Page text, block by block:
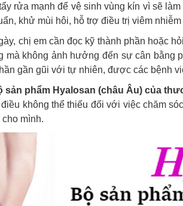
rửa mạnh để vệ sinh vùng kín vì sẽ
khử mùi hôi, hỗ trợ điều trị viêm nhiễm
chị em cần đọc kỹ thành phần hoặc
mà không ảnh hưởng đến sự cân bằng
gần gũi với tự nhiên, được các bệnh
phẩm Hyalosan (châu Âu) của
không thể thiếu đối với việc chăm
mình.